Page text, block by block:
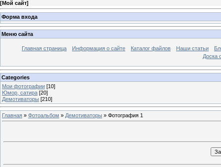
[Мой сайт]
Форма входа
Меню сайта
Главная страница Информация о сайте Каталог файлов Наши статьи
Доска
Categories
Мои фотографии [10]
Юмор, сатира [20]
Демотиваторы [210]
Главная » Фотоальбом » Демотиваторы » Фотография 1